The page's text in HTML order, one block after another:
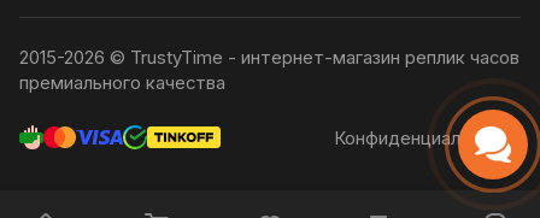
2015-2026 © TrustyTime - интернет-магазин реплик часов
премиального качества
Конфиденциальность